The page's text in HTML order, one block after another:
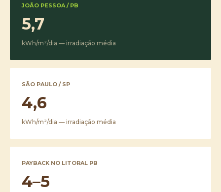
JOÃO PESSOA / PB
5,7
kWh/m²/dia — irradiação média
SÃO PAULO / SP
4,6
kWh/m²/dia — irradiação média
PAYBACK NO LITORAL PB
4–5